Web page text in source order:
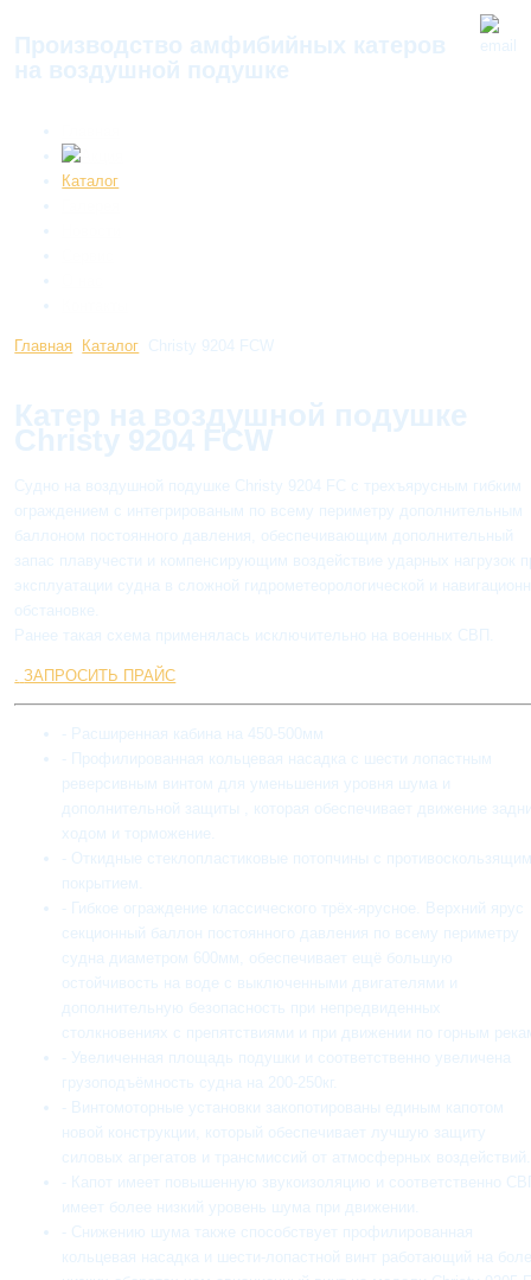
Производство амфибийных катеров
на воздушной подушке
Каталог
Главная Каталог Christy 9204 FCW
Катер на воздушной подушке
Christy 9204 FCW
Судно на воздушной подушке Christy 9204 FC с трехъярусным гибким
ограждением с интегрированым по всему периметру дополнительным
баллоном постоянного давления, обеспечивающим дополнительный
запас плавучести и компенсирующим воздействие ударных нагрузок
эксплуатации судна в сложной гидрометеорологической и
обстановке.
Ранее такая схема применялась исключительно на военных СВП.
. ЗАПРОСИТЬ ПРАЙС
- Расширенная кабина на 450-500мм
- Профилированная кольцевая насадка с шести лопастным
реверсивным винтом для уменьшения уровня шума и
дополнительной защиты , которая обеспечивает движение
ходом и торможение.
- Откидные стеклопластиковые потопчины с
покрытием.
- Гибкое ограждение классического трёх-ярусное. Верхний ярус
секционный баллон постоянного давления по всему периметру
судна диаметром 600мм, обеспечивает ещё большую
остойчивость на воде с выключенными двигателями и
дополнительную безопасность при непредвиденных
столкновениях с препятствиями и при движении по горным
- Увеличенная площадь подушки и соответственно увеличена
грузоподъёмность судна на 200-250кг.
- Винтомоторные установки закопотированы единым капотом
новой конструкции, который обеспечивает лучшую защиту
силовых агрегатов и трансмиссий от атмосферных воздействий.
- Капот имеет повышенную звукоизоляцию и соответственно
имеет более низкий уровень шума при движении.
- Снижению шума также способствует профилированная
кольцевая насадка и шести-лопастной винт работающий на